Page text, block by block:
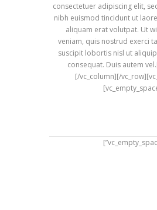
consectetuer adipiscing elit,
nibh euismod tincidunt ut
aliquam erat volutpat. Ut
veniam, quis nostrud exerci
suscipit lobortis nisl ut
consequat. Duis autem
[/vc_column][/